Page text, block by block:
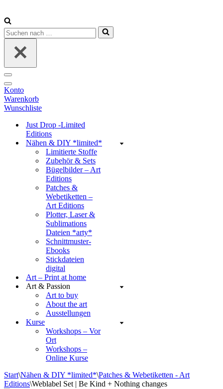
Suchen
nach …
Navigations-
Menü
Navigations-
Menü
Konto
Warenkorb
Wunschliste
Just Drop -Limited
Editions
Nähen & DIY *limited*
Limitierte Stoffe
Zubehör & Sets
Bügelbilder – Art
Editions
Patches &
Webetiketten –
Art Editions
Plotter, Laser &
Sublimations
Dateien *arty*
Schnittmuster-
Ebooks
Stickdateien
digital
Art – Print at home
Art & Passion
Art to buy
About the art
Ausstellungen
Kurse
Workshops – Vor
Ort
Workshops –
Online Kurse
Start\Nähen & DIY *limited*\Patches & Webetiketten - Art
Editions\Weblabel Set | Be Kind + Nothing changes